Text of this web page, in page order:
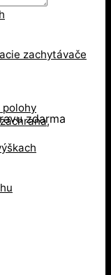
zachytávače
polohy
zdarma